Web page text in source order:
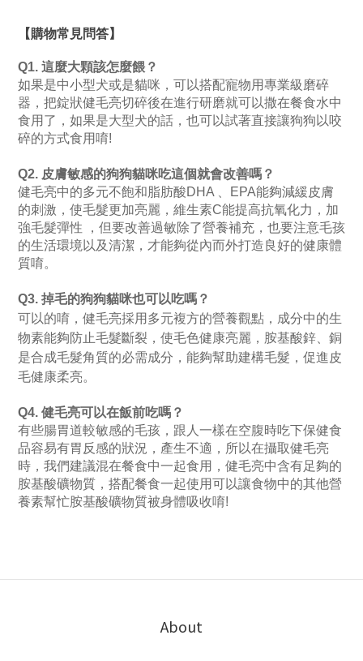
【購物常見問答】
Q1. 這麼大顆該怎麼餵？
如果是中小型犬或是貓咪，可以搭配寵物用專業級磨碎
器，把錠狀健毛亮切碎後在進行研磨就可以撒在餐食水中
食用了，如果是大型犬的話，也可以試著直接讓狗狗以咬
碎的方式食用唷!
Q2. 皮膚敏感的狗狗貓咪吃這個就會改善嗎？
健毛亮中的多元不飽和脂肪酸DHA 、EPA能夠減緩皮膚
的刺激，使毛髮更加亮麗，維生素C能提高抗氧化力，加
強毛髮彈性 ，但要改善過敏除了營養補充，也要注意毛孩
的生活環境以及清潔，才能夠從內而外打造良好的健康體
質唷。
Q3. 掉毛的狗狗貓咪也可以吃嗎？
可以的唷，健毛亮採用多元複方的營養觀點，成分中的生
物素能夠防止毛髮斷裂，使毛色健康亮麗， 胺基酸鋅、銅
是合成毛髮角質的必需成分，能夠幫助建構毛髮，促進皮
毛健康柔亮。
Q4. 健毛亮可以在飯前吃嗎？
有些腸胃道較敏感的毛孩，跟人一樣在空腹時吃下保健食
品容易有胃反感的狀況，產生不適，所以在攝取健毛亮
時，我們建議混在餐食中一起食用，健毛亮中含有足夠的
胺基酸礦物質，搭配餐食一起使用可以讓食物中的其他營
養素幫忙胺基酸礦物質被身體吸收唷!
About